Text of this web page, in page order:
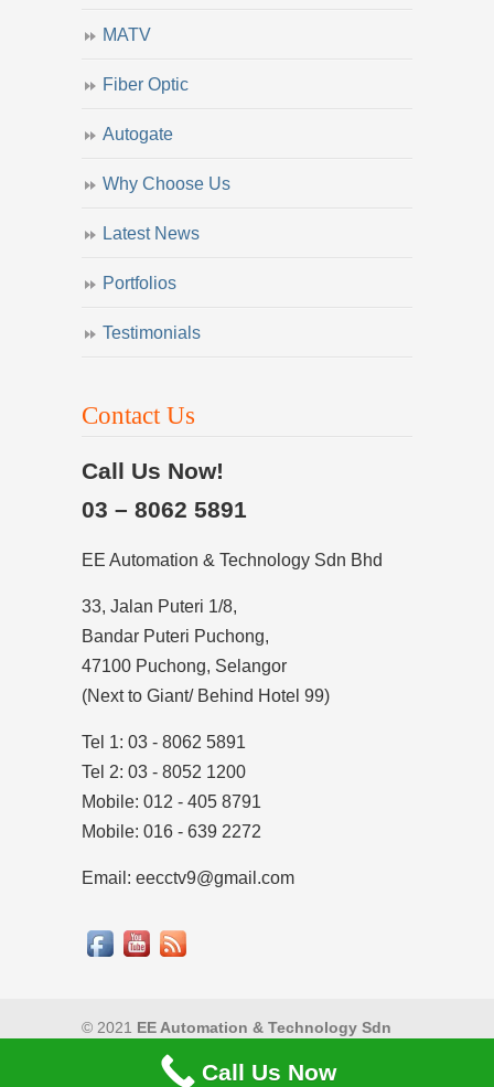
MATV
Fiber Optic
Autogate
Why Choose Us
Latest News
Portfolios
Testimonials
Contact Us
Call Us Now!
03 – 8062 5891
EE Automation & Technology Sdn Bhd
33, Jalan Puteri 1/8,
Bandar Puteri Puchong,
47100 Puchong, Selangor
(Next to Giant/ Behind Hotel 99)
Tel 1: 03 - 8062 5891
Tel 2: 03 - 8052 1200
Mobile: 012 - 405 8791
Mobile: 016 - 639 2272
Email: eecctv9@gmail.com
© 2021 EE Automation & Technology Sdn
Privacy Policy
Call Us Now